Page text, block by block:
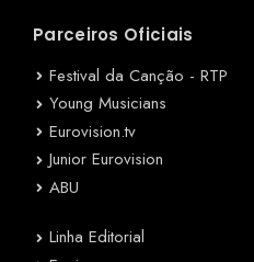
Parceiros Oficiais
Festival da Canção - RTP
Young Musicians
Eurovision.tv
Junior Eurovision
ABU
Linha Editorial